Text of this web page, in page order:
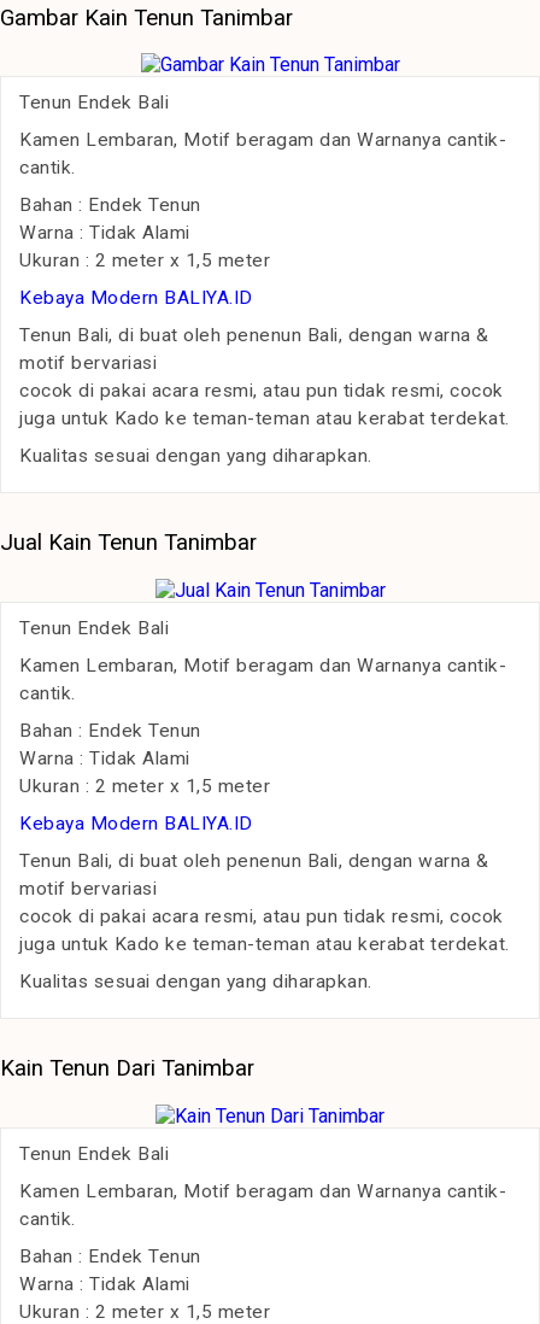
Gambar Kain Tenun Tanimbar
Tenun Endek Bali
Kamen Lembaran, Motif beragam dan Warnanya cantik-
cantik.
Bahan : Endek Tenun
Warna : Tidak Alami
Ukuran : 2 meter x 1,5 meter
Kebaya Modern BALIYA.ID
Tenun Bali, di buat oleh penenun Bali, dengan warna &
motif bervariasi
cocok di pakai acara resmi, atau pun tidak resmi, cocok
juga untuk Kado ke teman-teman atau kerabat terdekat.
Kualitas sesuai dengan yang diharapkan.
Jual Kain Tenun Tanimbar
Tenun Endek Bali
Kamen Lembaran, Motif beragam dan Warnanya cantik-
cantik.
Bahan : Endek Tenun
Warna : Tidak Alami
Ukuran : 2 meter x 1,5 meter
Kebaya Modern BALIYA.ID
Tenun Bali, di buat oleh penenun Bali, dengan warna &
motif bervariasi
cocok di pakai acara resmi, atau pun tidak resmi, cocok
juga untuk Kado ke teman-teman atau kerabat terdekat.
Kualitas sesuai dengan yang diharapkan.
Kain Tenun Dari Tanimbar
Tenun Endek Bali
Kamen Lembaran, Motif beragam dan Warnanya cantik-
cantik.
Bahan : Endek Tenun
Warna : Tidak Alami
Ukuran : 2 meter x 1,5 meter